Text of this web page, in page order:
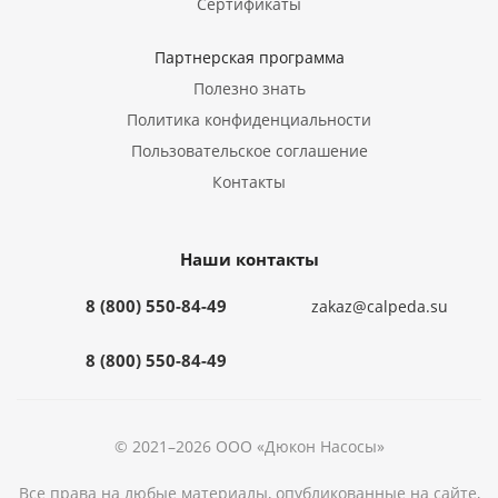
Партнерская программа
Полезно знать
Политика конфиденциальности
Пользовательское соглашение
Контакты
Наши контакты
8 (800) 550-84-49
8 (800) 550-84-49
zakaz@calpeda.su
© 2021–2026 ООО «Дюкон Насосы»
Все права на любые материалы, опубликованные на сайте,